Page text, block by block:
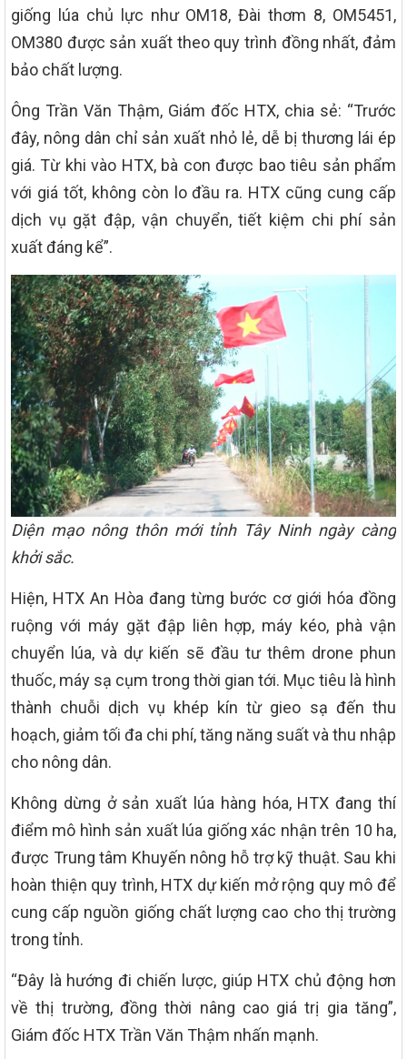
giống lúa chủ lực như OM18, Đài thơm 8, OM5451,
OM380 được sản xuất theo quy trình đồng nhất, đảm
bảo chất lượng.
Ông Trần Văn Thậm, Giám đốc HTX, chia sẻ: “Trước
đây, nông dân chỉ sản xuất nhỏ lẻ, dễ bị thương lái ép
giá. Từ khi vào HTX, bà con được bao tiêu sản phẩm
với giá tốt, không còn lo đầu ra. HTX cũng cung cấp
dịch vụ gặt đập, vận chuyển, tiết kiệm chi phí sản
xuất đáng kể”.
Diện mạo nông thôn mới tỉnh Tây Ninh ngày càng
khởi sắc.
Hiện, HTX An Hòa đang từng bước cơ giới hóa đồng
ruộng với máy gặt đập liên hợp, máy kéo, phà vận
chuyển lúa, và dự kiến sẽ đầu tư thêm drone phun
thuốc, máy sạ cụm trong thời gian tới. Mục tiêu là hình
thành chuỗi dịch vụ khép kín từ gieo sạ đến thu
hoạch, giảm tối đa chi phí, tăng năng suất và thu nhập
cho nông dân.
Không dừng ở sản xuất lúa hàng hóa, HTX đang thí
điểm mô hình sản xuất lúa giống xác nhận trên 10 ha,
được Trung tâm Khuyến nông hỗ trợ kỹ thuật. Sau khi
hoàn thiện quy trình, HTX dự kiến mở rộng quy mô để
cung cấp nguồn giống chất lượng cao cho thị trường
trong tỉnh.
“Đây là hướng đi chiến lược, giúp HTX chủ động hơn
về thị trường, đồng thời nâng cao giá trị gia tăng”,
Giám đốc HTX Trần Văn Thậm nhấn mạnh.